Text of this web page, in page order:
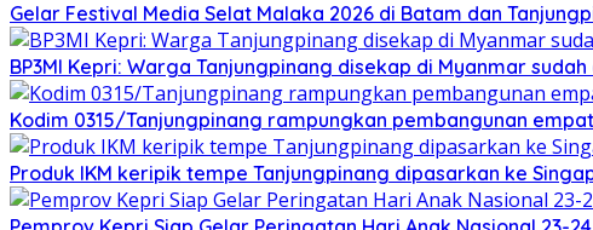
Gelar Festival Media Selat Malaka 2026 di Batam dan
BP3MI Kepri: Warga Tanjungpinang disekap di Myanmar
Kodim 0315/Tanjungpinang rampungkan pembangunan
Produk IKM keripik tempe Tanjungpinang dipasarkan ke